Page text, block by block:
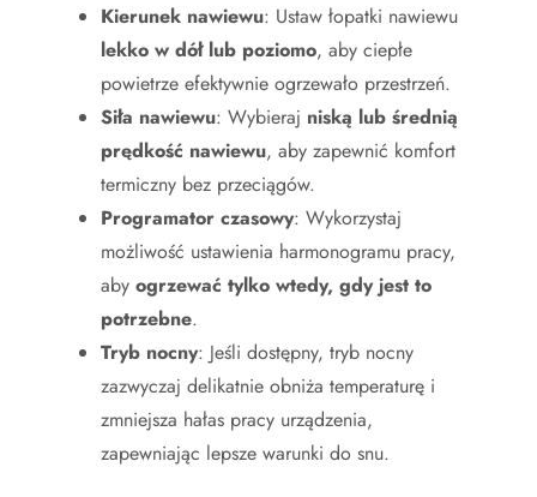
Kierunek nawiewu: Ustaw łopatki nawiewu
lekko w dół lub poziomo, aby ciepłe
powietrze efektywnie ogrzewało przestrzeń.
Siła nawiewu: Wybieraj niską lub średnią
prędkość nawiewu, aby zapewnić komfort
termiczny bez przeciągów.
Programator czasowy: Wykorzystaj
możliwość ustawienia harmonogramu pracy,
aby ogrzewać tylko wtedy, gdy jest to
potrzebne.
Tryb nocny: Jeśli dostępny, tryb nocny
zazwyczaj delikatnie obniża temperaturę i
zmniejsza hałas pracy urządzenia,
zapewniając lepsze warunki do snu.